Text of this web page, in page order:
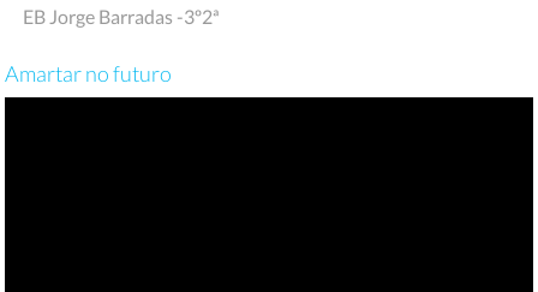
EB Jorge Barradas -3º2ª
Amartar no futuro